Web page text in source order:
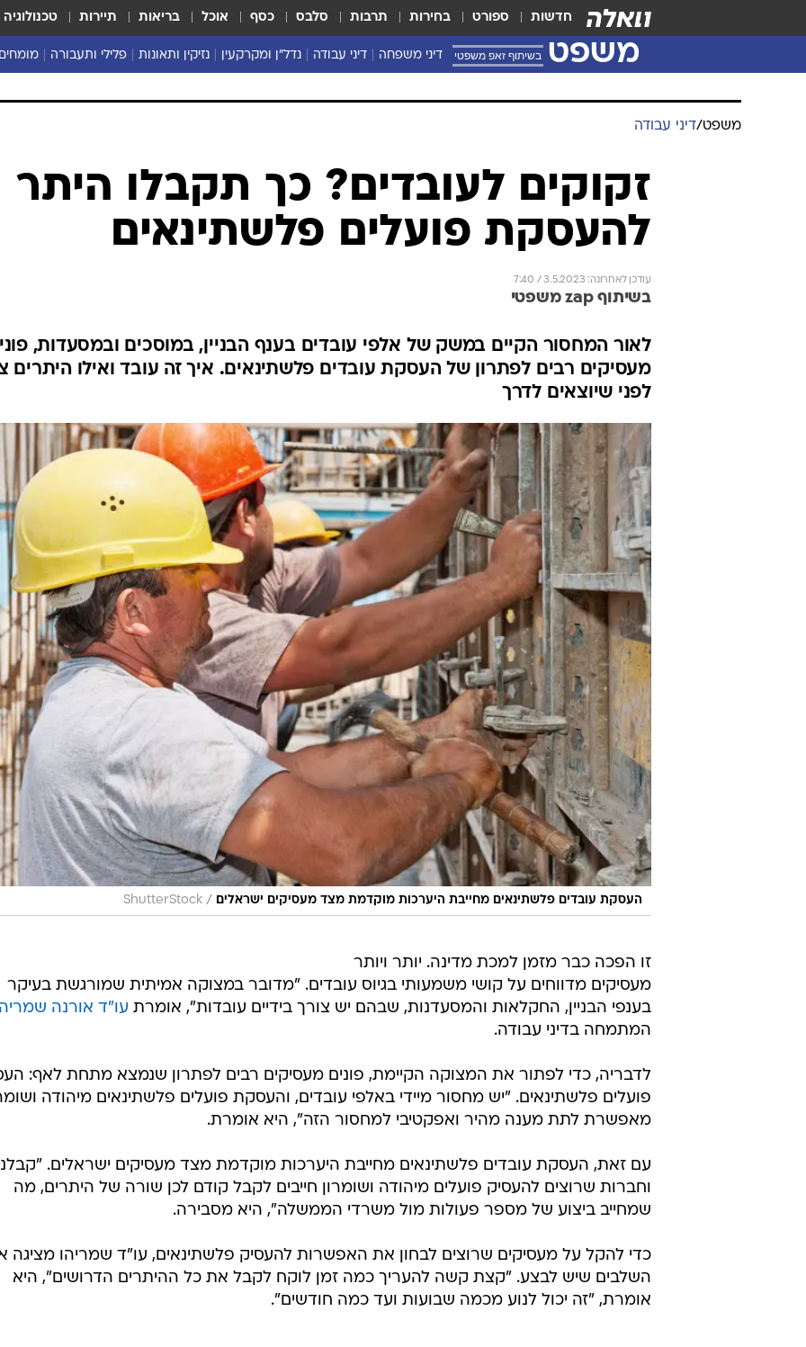
חדשות ספורט בחירות תרבות סלבס כסף אוכל בריאות תיירות טכנולוגיה
משפט בשיתוף זאפ משפטי דיני משפחה דיני עבודה נדל"ן ומקרקעין נזיקין ותאונות פלילי ותעבורה מומחים
משפט/דיני עבודה
זקוקים לעובדים? כך תקבלו היתר
להעסקת פועלים פלשתינאים
עודכן לאחרונה: 3.5.2023 / 7:40
בשיתוף zap משפטי
לאור המחסור הקיים במשק של אלפי עובדים בענף הבניין, במוסכים ובמסעדות,
מעסיקים רבים לפתרון של העסקת עובדים פלשתינאים. איך זה עובד ואילו היתרים
לפני שיוצאים לדרך
העסקת עובדים פלשתינאים מחייבת היערכות מוקדמת מצד מעסיקים ישראלים /
ShutterStock
זו הפכה כבר מזמן למכת מדינה. יותר ויותר
מעסיקים מדווחים על קושי משמעותי בגיוס עובדים. "מדובר במצוקה אמיתית שמורגשת בעיקר
בענפי הבניין, החקלאות והמסעדנות, שבהם יש צורך בידיים עובדות", אומרת עו"ד אורנה
המתמחה בדיני עבודה.
לדבריה, כדי לפתור את המצוקה הקיימת, פונים מעסיקים רבים לפתרון שנמצא מתחת לאף:
פועלים פלשתינאים. "יש מחסור מיידי באלפי עובדים, והעסקת פועלים פלשתינאים מיהודה
מאפשרת לתת מענה מהיר ואפקטיבי למחסור הזה", היא אומרת.
עם זאת, העסקת עובדים פלשתינאים מחייבת היערכות מוקדמת מצד מעסיקים ישראלים.
וחברות שרוצים להעסיק פועלים מיהודה ושומרון חייבים לקבל קודם לכן שורה של היתרים, מה
שמחייב ביצוע של מספר פעולות מול משרדי הממשלה", היא מסבירה.
כדי להקל על מעסיקים שרוצים לבחון את האפשרות להעסיק פלשתינאים, עו"ד שמריהו מציגה
השלבים שיש לבצע. "קצת קשה להעריך כמה זמן לוקח לקבל את כל ההיתרים הדרושים", היא
אומרת, "זה יכול לנוע מכמה שבועות ועד כמה חודשים".